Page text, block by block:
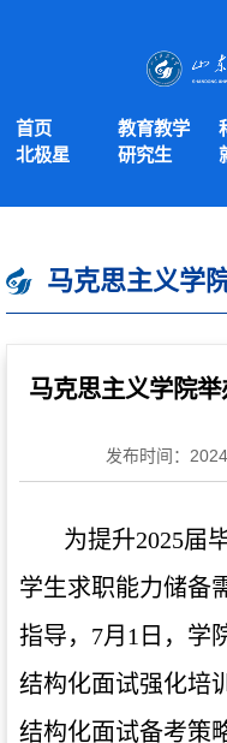
首页 教育教学
北极星
研究生
马克思主义学
马克思主义学院举
发布时间：
为提升2025届
学生求职能力储备
指导，7月1日，学
结构化面试强化培
结构化面试备考策